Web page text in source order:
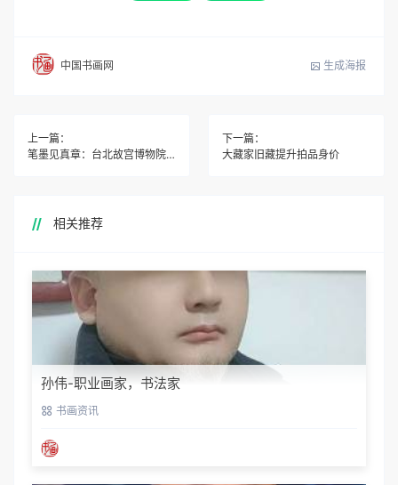
中国书画网 生成海报
上一篇：
笔墨见真章：台北故宫博物院书法导赏
下一篇：
大藏家旧藏提升拍品身价
相关推荐
孙伟-职业画家，书法家
书画资讯